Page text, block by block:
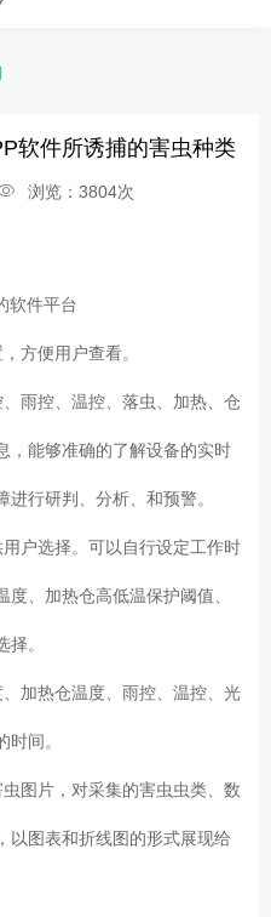
软件所诱捕的害虫种类
浏览：3804次
软件平台
方便用户查看。
雨控、温控、落虫、加热、仓
，能够准确的了解设备的实时
进行研判、分析、和预警。
户选择。可以自行设定工作时
、加热仓高低温保护阈值、
择。
加热仓温度、雨控、温控、光
时间。
图片，对采集的害虫虫类、数
以图表和折线图的形式展现给